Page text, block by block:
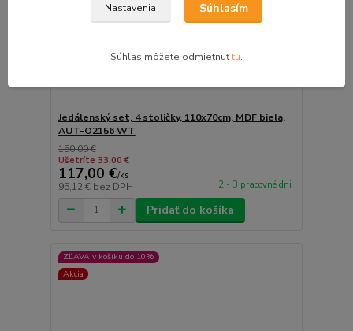
Jedálenský set, 4 stoličky, 110x70cm, MDF biela,
AUT-O2156 WT
150,00 €
Ušetríte 33,00 €
117,00 €/ks
95,12 € bez DPH 2 - 3 pracovné dni
Pridať do košíka
ZĽAVA v košíku do 10%
Akcia
Nastavenia Súhlasím
Súhlas môžete odmietnuťtu.